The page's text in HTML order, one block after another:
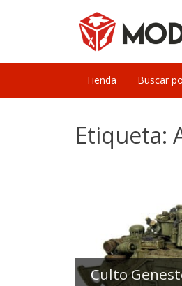
Tienda Buscar
Etiqueta:
Culto